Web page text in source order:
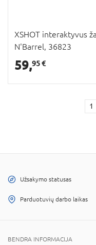
XSHOT interaktyvus
N'Barrel, 36823
59,95 €
1
Užsakymo statusas
Parduotuvių darbo laikas
BENDRA INFORMACIJA